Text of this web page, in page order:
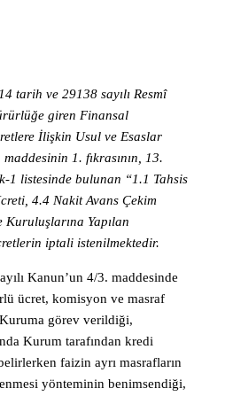
tarih ve 29138 sayılı Resmî
giren Finansal
İlişkin Usul ve Esaslar
1. fıkrasının, 13.
1 listesinde bulunan “1.1 Tahsis
4.4 Nakit Avans Çekim
Yapılan
iptali istenilmektedir.
Kanun’un 4/3. maddesinde
ücret, komisyon ve masraf
görev verildiği,
Kurum tarafından kredi
faizin ayrı masrafların
yönteminin benimsendiği,